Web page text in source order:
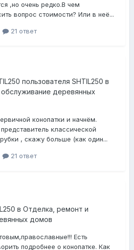
,но очень редко.В чем
вопрос стоимости? Или в неё...
21 ответ
пользователя SHTIL250 в
деревянных
конопатки и начнём.
классической
, скажу больше (как один...
21 ответ
в Отделка, ремонт и
домов
Есть
подробнее о конопатке. Как